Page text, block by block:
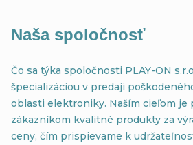
Naša spoločnosť
Čo sa týka spoločnosti PLAY-ON
špecializáciou v predaji
oblasti elektroniky. Naším cieľom je
zákazníkom kvalitné produkty za
ceny, čím prispievame k